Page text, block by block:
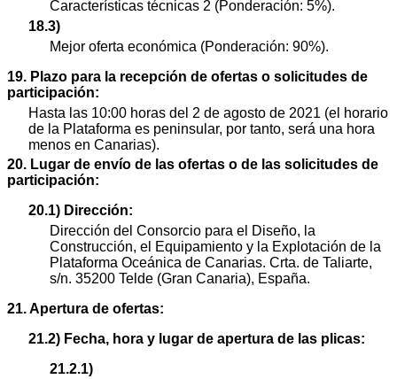
Características técnicas 2 (Ponderación: 5%).
18.3)
Mejor oferta económica (Ponderación: 90%).
19. Plazo para la recepción de ofertas o solicitudes de
participación:
Hasta las 10:00 horas del 2 de agosto de 2021 (el horario
de la Plataforma es peninsular, por tanto, será una hora
menos en Canarias).
20. Lugar de envío de las ofertas o de las solicitudes de
participación:
20.1) Dirección:
Dirección del Consorcio para el Diseño, la
Construcción, el Equipamiento y la Explotación de la
Plataforma Oceánica de Canarias. Crta. de Taliarte,
s/n. 35200 Telde (Gran Canaria), España.
21. Apertura de ofertas:
21.2) Fecha, hora y lugar de apertura de las plicas:
21.2.1)